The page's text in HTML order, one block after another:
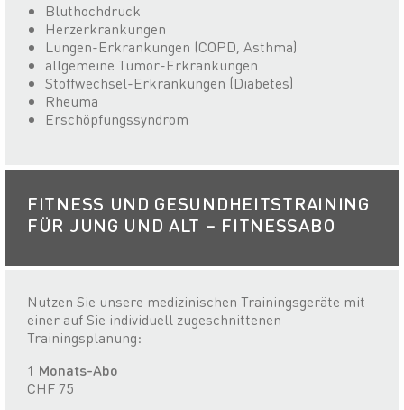
Bluthochdruck
Herzerkrankungen
Lungen-Erkrankungen (COPD, Asthma)
allgemeine Tumor-Erkrankungen
Stoffwechsel-Erkrankungen (Diabetes)
Rheuma
Erschöpfungssyndrom
FITNESS UND GESUNDHEITSTRAINING
FÜR JUNG UND ALT – FITNESSABO
Nutzen Sie unsere medizinischen Trainingsgeräte mit
einer auf Sie individuell zugeschnittenen
Trainingsplanung:
1 Monats-Abo
CHF 75